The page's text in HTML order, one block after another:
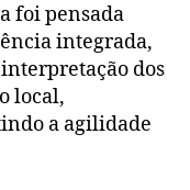
foi pensada
integrada,
dos
local,
a agilidade